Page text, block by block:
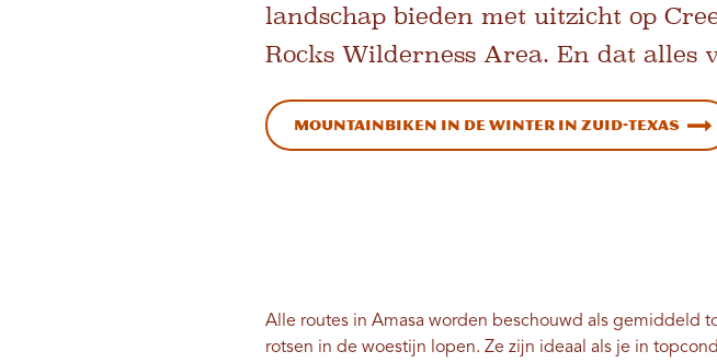
landschap bieden met uitzicht op
Rocks Wilderness Area. En dat alles
Mountainbiken in de winter in Zuid-Texas
Alle routes in Amasa worden beschouwd als gemiddeld
rotsen in de woestijn lopen. Ze zijn ideaal als je in